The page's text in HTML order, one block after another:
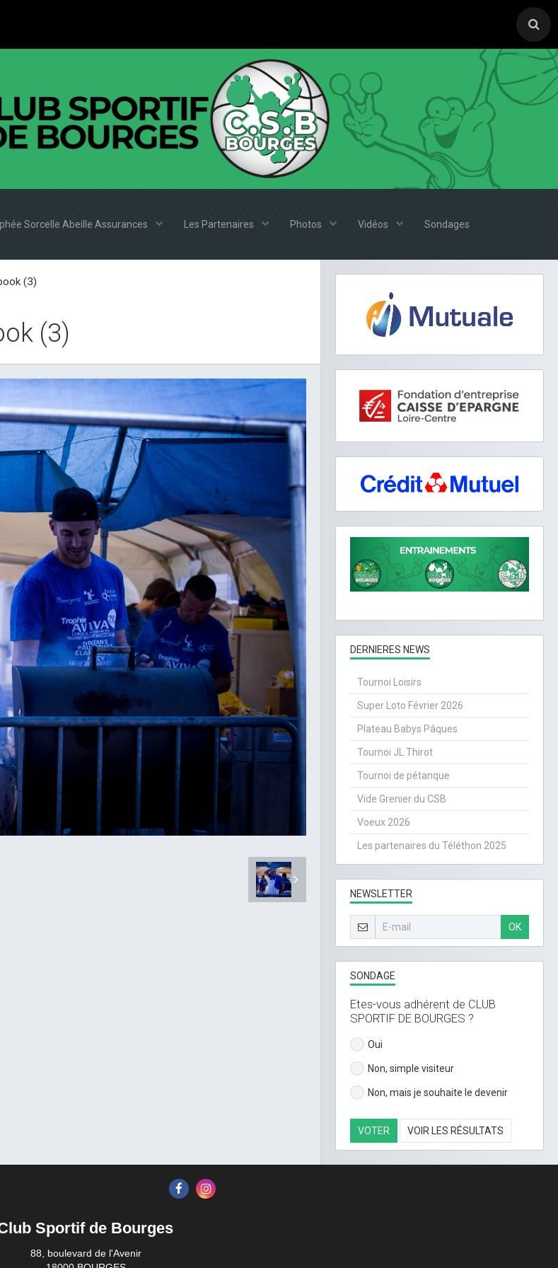
Sorcelle Abeille Assurances Les Partenaires Photos Vidéos Sondages
(3)
(3)
DERNIERES NEWS
Tournoi Loisirs
Super Loto Février 2026
Plateau Babys Pâques
Tournoi JL Thirot
Tournoi de pétanque
Vide Grenier du CSB
Voeux 2026
Les partenaires du Téléthon 2025
NEWSLETTER
OK
SONDAGE
Etes-vous adhérent de CLUB
SPORTIF DE BOURGES ?
Oui
Non, simple visiteur
Non, mais je souhaite le devenir
VOTER VOIR LES RÉSULTATS
Sportif de Bourges
88, boulevard de l'Avenir